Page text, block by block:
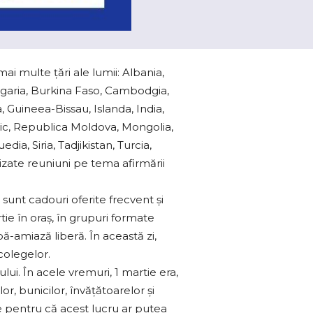
multe țări ale lumii: Albania,
Burkina Faso, Cambodgia,
Bissau, Islanda, India,
Republica Moldova, Mongolia,
Siria, Tadjikistan, Turcia,
reuniuni pe tema afirmării
cadouri oferite frecvent şi
în oraş, în grupuri formate
amiază liberă. În această zi,
În acele vremuri, 1 martie era,
bunicilor, învăţătoarelor şi
pentru că acest lucru ar putea